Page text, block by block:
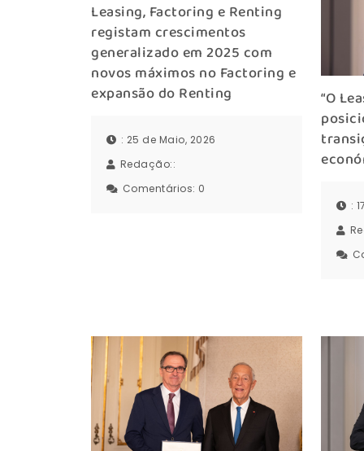
Leasing, Factoring e Renting
registam crescimentos
generalizado em 2025 com
novos máximos no Factoring e
expansão do Renting
: 25 de Maio, 2026
Redação::
Comentários: 0
“O
: